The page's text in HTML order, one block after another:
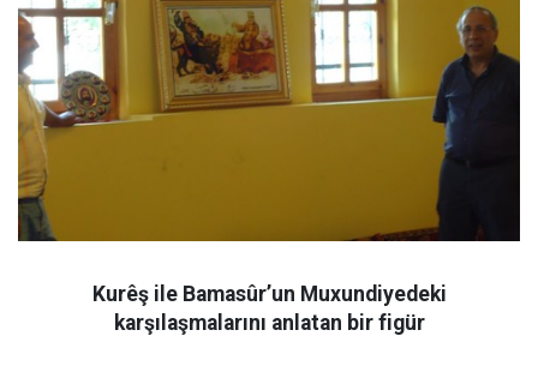
Kurêş ile Bamasûr’un Muxundiyedeki
karşılaşmalarını anlatan bir figür